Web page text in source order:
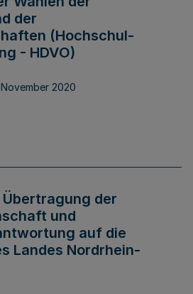
der
(Hochschul-
- HDVO)
November 2020
der
und
auf die
Landes Nordrhein-